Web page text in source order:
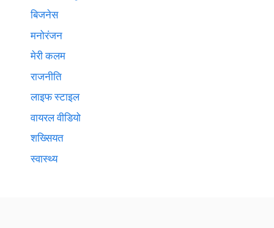
बिजनेस
मनोरंजन
मेरी कलम
राजनीति
लाइफ स्टाइल
वायरल वीडियो
शख्सियत
स्वास्थ्य